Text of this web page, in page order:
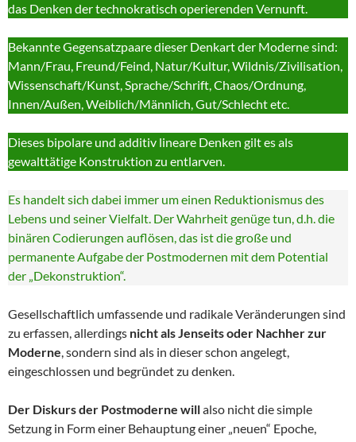
das Denken der technokratisch operierenden Vernunft.
Bekannte Gegensatzpaare dieser Denkart der Moderne sind:
Mann/Frau, Freund/Feind, Natur/Kultur, Wildnis/Zivilisation,
Wissenschaft/Kunst, Sprache/Schrift, Chaos/Ordnung,
Innen/Außen, Weiblich/Männlich, Gut/Schlecht etc.
Dieses bipolare und additiv lineare Denken gilt es als
gewalttätige Konstruktion zu entlarven.
Es handelt sich dabei immer um einen Reduktionismus des
Lebens und seiner Vielfalt. Der Wahrheit genüge tun, d.h. die
binären Codierungen auflösen, das ist die große und
permanente Aufgabe der Postmodernen mit dem Potential
der „Dekonstruktion“.
Gesellschaftlich umfassende und radikale Veränderungen sind
zu erfassen, allerdings nicht als Jenseits oder Nachher zur
Moderne, sondern sind als in dieser schon angelegt,
eingeschlossen und begründet zu denken.
Der Diskurs der Postmoderne willalso nicht die simple
Setzung in Form einer Behauptung einer „neuen“ Epoche,